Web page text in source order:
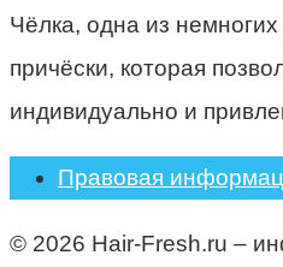
Чёлка, одна из
причёски, которая
индивидуально и
Правовая
© 2026 Hair-Fresh.ru –